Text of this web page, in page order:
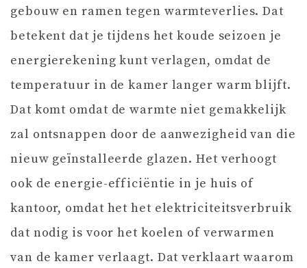
gebouw en ramen tegen warmteverlies. Dat
betekent dat je tijdens het koude seizoen je
energierekening kunt verlagen, omdat de
temperatuur in de kamer langer warm blijft.
Dat komt omdat de warmte niet gemakkelijk
zal ontsnappen door de aanwezigheid van die
nieuw geïnstalleerde glazen. Het verhoogt
ook de energie-efficiëntie in je huis of
kantoor, omdat het het elektriciteitsverbruik
dat nodig is voor het koelen of verwarmen
van de kamer verlaagt. Dat verklaart waarom